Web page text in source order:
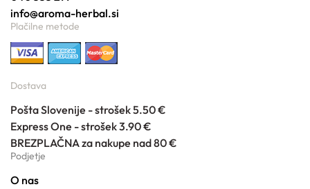
info@aroma-herbal.si
Plačilne metode
Dostava
Pošta Slovenije - strošek 5.50 €
Express One - strošek 3.90 €
BREZPLAČNA za nakupe nad 80 €
Podjetje
O nas